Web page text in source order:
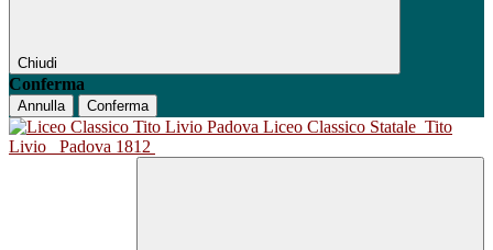
Chiudi
Conferma
Annulla Conferma
Liceo Classico Statale Tito
Livio
Padova 1812